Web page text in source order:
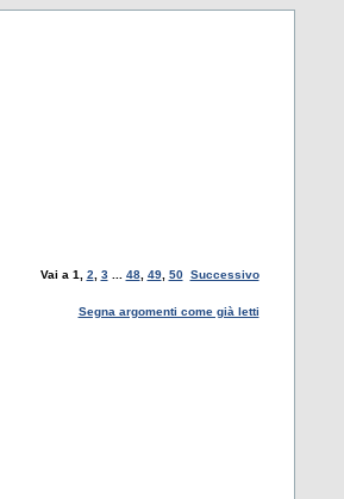
Vai a 1 2 3... 48, 49, 50 Successivo
Segna argomenti come già letti